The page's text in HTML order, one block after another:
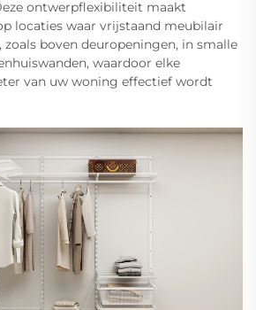
ontwerpflexibiliteit maakt
locaties waar vrijstaand meubilair
boven deuropeningen, in smalle
waardoor elke
van uw woning effectief wordt